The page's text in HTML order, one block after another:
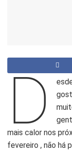
D
mais calor nos
fevereiro , não há